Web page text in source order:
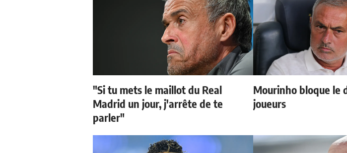
"Si tu mets le maillot du Real
Madrid un jour, j'arrête de te
parler"
Mourinho bloque le
joueurs